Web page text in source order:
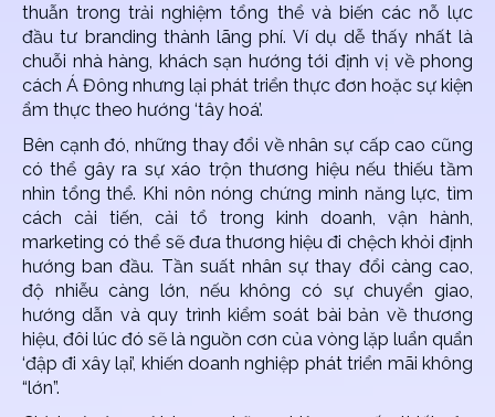
thuẫn trong trải nghiệm tổng thể và biến các nỗ lực
đầu tư branding thành lãng phí. Ví dụ dễ thấy nhất là
chuỗi nhà hàng, khách sạn hướng tới định vị về phong
cách Á Đông nhưng lại phát triển thực đơn hoặc sự kiện
ẩm thực theo hướng ‘tây hoá’.
Bên cạnh đó, những thay đổi về nhân sự cấp cao cũng
có thể gây ra sự xáo trộn thương hiệu nếu thiếu tầm
nhìn tổng thể. Khi nôn nóng chứng minh năng lực, tìm
cách cải tiến, cải tổ trong kinh doanh, vận hành,
marketing có thể sẽ đưa thương hiệu đi chệch khỏi định
hướng ban đầu. Tần suất nhân sự thay đổi càng cao,
độ nhiễu càng lớn, nếu không có sự chuyển giao,
hướng dẫn và quy trình kiểm soát bài bản về thương
hiệu, đôi lúc đó sẽ là nguồn cơn của vòng lặp luẩn quẩn
‘đập đi xây lại’, khiến doanh nghiệp phát triển mãi không
“lớn”.